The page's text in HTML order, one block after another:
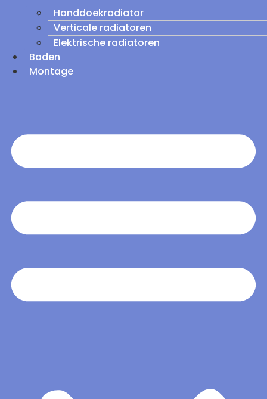
Handdoekradiator
Verticale radiatoren
Elektrische radiatoren
Baden
Montage